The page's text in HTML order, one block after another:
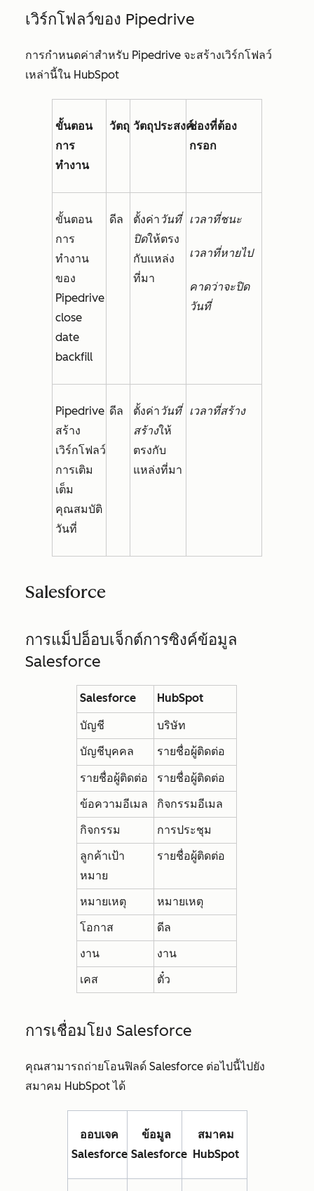
เวิร์กโฟลว์ของ Pipedrive
การกำหนดค่าสำหรับ Pipedrive จะสร้างเวิร์กโฟลว์
เหล่านี้ใน HubSpot
ขั้นตอน
การ
ทำงาน
วัตถุ วัตถุประสงค์ช่องที่ต้อง
กรอก
ขั้นตอน
การ
ทำงาน
ของ
Pipedrive
close
date
backfill
ดีล ตั้งค่าวันที่
ปิดให้ตรง
กับแหล่ง
ที่มา
เวลาที่ชนะ
เวลาที่หายไป
คาดว่าจะปิด
วันที่
Pipedrive
สร้าง
เวิร์กโฟลว์
การเติม
เต็ม
คุณสมบัติ
วันที่
ดีล ตั้งค่าวันที่
สร้างให้
ตรงกับ
แหล่งที่มา
เวลาที่สร้าง
Salesforce
การแม็ปอ็อบเจ็กต์การซิงค์ข้อมูล
Salesforce
Salesforce HubSpot
บัญชี
บริษัท
บัญชีบุคคล
รายชื่อผู้ติดต่อ
รายชื่อผู้ติดต่อ
รายชื่อผู้ติดต่อ
ข้อความอีเมล
กิจกรรมอีเมล
กิจกรรม
การประชุม
ลูกค้าเป้า
หมาย
รายชื่อผู้ติดต่อ
หมายเหตุ
หมายเหตุ
โอกาส
ดีล
งาน
งาน
เคส
ตั๋ว
การเชื่อมโยง Salesforce
คุณสามารถถ่ายโอนฟิลด์ Salesforce ต่อไปนี้ไปยัง
สมาคม HubSpot ได้
ออบเจค
Salesforce
ข้อมูล
Salesforce
สมาคม
HubSpot